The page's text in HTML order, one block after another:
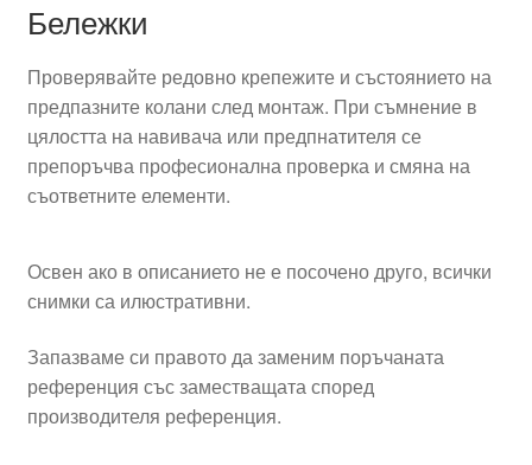
Бележки
Проверявайте редовно крепежите и състоянието на
предпазните колани след монтаж. При съмнение в
цялостта на навивача или предпнатителя се
препоръчва професионална проверка и смяна на
съответните елементи.
Освен ако в описанието не е посочено друго, всички
снимки са илюстративни.
Запазваме си правото да заменим поръчаната
референция със заместващата според
производителя референция.